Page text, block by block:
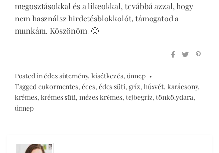
megosztásokkal és a likeokkal, továbbá azzal, hogy
nem használsz hirdetésblokkolót, támogatod a
munkám. Köszönöm! 🙂
Posted in édes sütemény, kisétkezés, ünnep
Tagged cukormentes, édes, édes süti, gríz, húsvét, karácsony,
krémes, krémes süti, mézes krémes, tejbegríz, tönkölydara,
ünnep